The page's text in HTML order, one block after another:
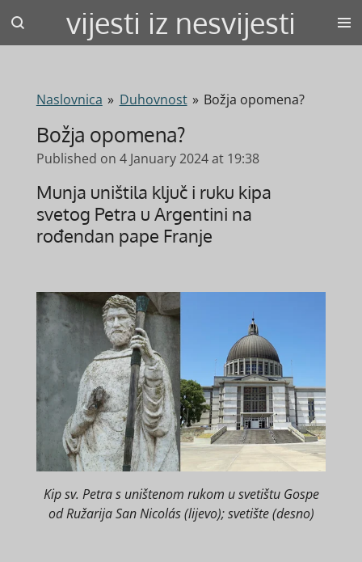
Skip
vijesti iz nesvijesti
Naslovnica » Duhovnost » Božja opomena?
Božja opomena?
Published on 4 January 2024 at 19:38
Munja uništila ključ i ruku kipa
svetog Petra u Argentini na
rođendan pape Franje
Kip sv. Petra s uništenom rukom u svetištu Gospe
od Ružarija San Nicolás (lijevo); svetište (desno)